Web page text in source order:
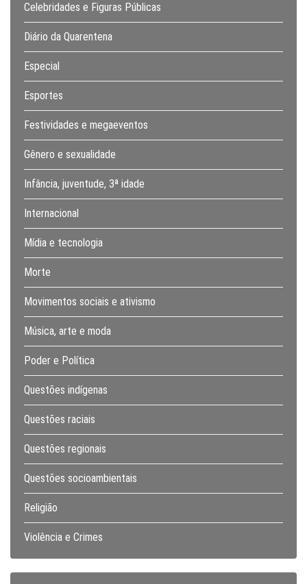
Celebridades e Figuras Públicas
Diário da Quarentena
Especial
Esportes
Festividades e megaeventos
Gênero e sexualidade
Infância, juventude, 3ª idade
Internacional
Mídia e tecnologia
Morte
Movimentos sociais e ativismo
Música, arte e moda
Poder e Política
Questões indígenas
Questões raciais
Questões regionais
Questões socioambientais
Religião
Violência e Crimes